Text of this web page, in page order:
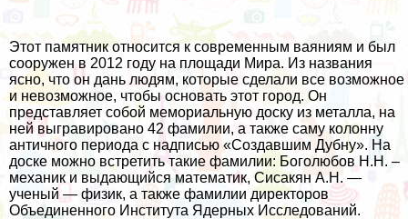
Этот памятник относится к современным ваяниям и был
сооружен в 2012 году на площади Мира. Из названия
ясно, что он дань людям, которые сделали все возможное
и невозможное, чтобы основать этот город. Он
представляет собой мемориальную доску из металла, на
ней выгравировано 42 фамилии, а также саму колонну
античного периода с надписью «Создавшим Дубну». На
доске можно встретить такие фамилии: Боголюбов Н.Н. –
механик и выдающийся математик, Сисакян А.Н. —
ученый — физик, а также фамилии директоров
Объединенного Института Ядерных Исследований.